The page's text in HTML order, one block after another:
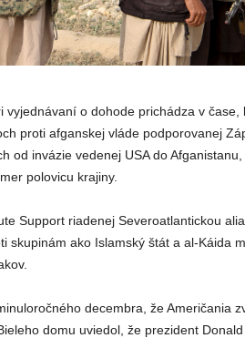
vyjednávaní o dohode prichádza v čase,
proti afganskej vláde podporovanej
od invázie vedenej USA do
polovicu krajiny.
Support riadenej Severoatlantickou
skupinám ako Islamský štát a al-Káida
decembra, že Američania
domu uviedol, že prezident